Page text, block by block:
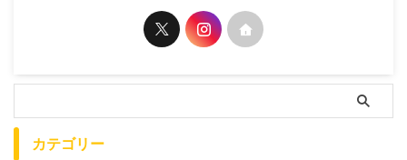
カテゴリー